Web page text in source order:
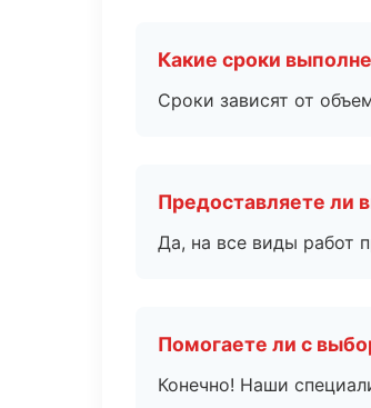
Какие сроки
Сроки зависят от
Предоставляете ли
Да, на все виды работ
Помогаете ли с
Конечно! Наши